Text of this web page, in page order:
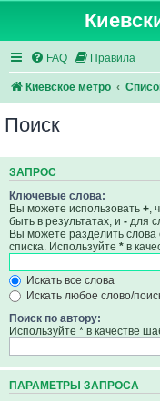
FAQ Правила
Киевское метро
Поиск
ЗАПРОС
Ключевые слова:
Вы можете использовать + ,
быть в результатах, и - для
Вы можете разделить слова
списка. Используйте * в
Искать все слова
Искать любое слово/
Поиск по автору:
Используйте * в качестве
ПАРАМЕТРЫ ЗАПРОСА